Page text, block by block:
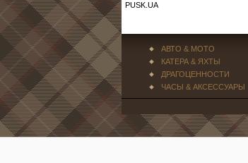
PUSK.UA
АВТО & МОТО
КАТЕРА & ЯХТЫ
ДРАГОЦЕННОСТИ
ЧАСЫ & АКСЕССУАРЫ